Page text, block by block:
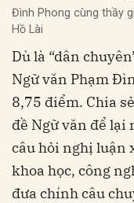
Đình Phong cùng thầy
Hồ Lài
Dù là “dân
Ngữ văn Phạm
8,75 điểm. Chia
đề Ngữ văn để lại
câu hỏi nghị luận
khoa học, công
đưa chính câu